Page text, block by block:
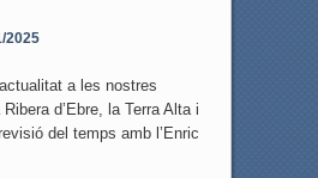
2025
a les nostres
d’Ebre, la Terra Alta i
del temps amb l’Enric